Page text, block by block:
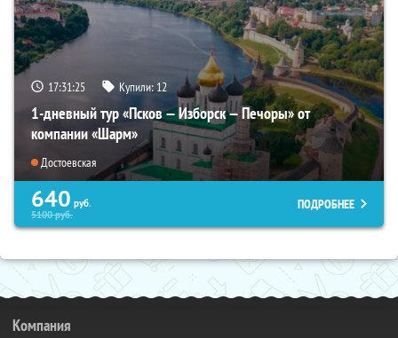
17:31:23 Купили:12
1-дневный тур «Псков — Изборск — Печоры» от
компании «Шарм»
Достоевская
640 руб.
5100руб.
ПОДРОБНЕЕ
Компания